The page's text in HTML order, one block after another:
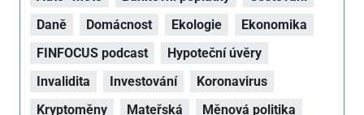
Daně
Domácnost Ekologie
Ekonomika
FINFOCUS podcast
Hypoteční úvěry
Invalidita
Investování
Koronavirus
Kryptoměny
Mateřská Měnová politika